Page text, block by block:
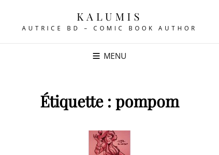
KALUMIS
AUTRICE BD – COMIC BOOK AUTHOR
MENU
Étiquette : pompom